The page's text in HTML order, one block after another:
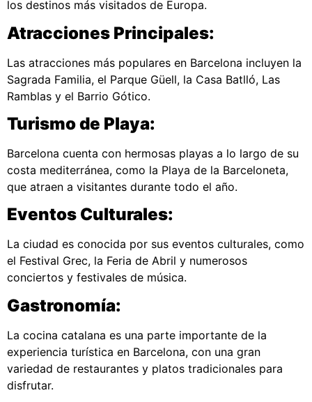
los destinos más visitados de Europa.
Atracciones Principales:
Las atracciones más populares en Barcelona incluyen la
Sagrada Familia, el Parque Güell, la Casa Batlló, Las
Ramblas y el Barrio Gótico.
Turismo de Playa:
Barcelona cuenta con hermosas playas a lo largo de su
costa mediterránea, como la Playa de la Barceloneta,
que atraen a visitantes durante todo el año.
Eventos Culturales:
La ciudad es conocida por sus eventos culturales, como
el Festival Grec, la Feria de Abril y numerosos
conciertos y festivales de música.
Gastronomía:
La cocina catalana es una parte importante de la
experiencia turística en Barcelona, con una gran
variedad de restaurantes y platos tradicionales para
disfrutar.